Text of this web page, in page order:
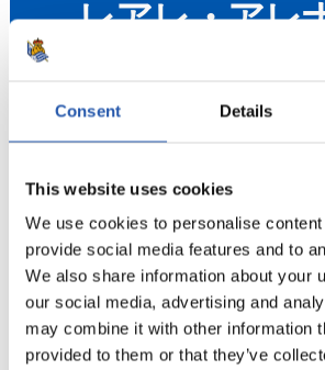
Consent Details
This website uses cookies
We use cookies to personalise
provide social media features and to
We also share information about your
our social media, advertising and
may combine it with other information
provided to them or that they’ve
レアレ・アレ
WAKATAKEグループ
また会う日